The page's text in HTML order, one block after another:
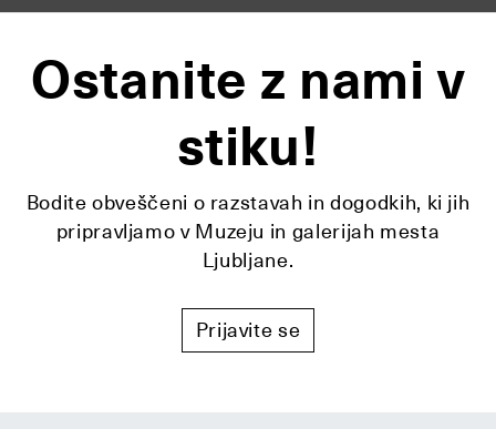
Ostanite z nami v
stiku!
Bodite obveščeni o razstavah in dogodkih, ki jih
pripravljamo v Muzeju in galerijah mesta
Ljubljane.
Prijavite se